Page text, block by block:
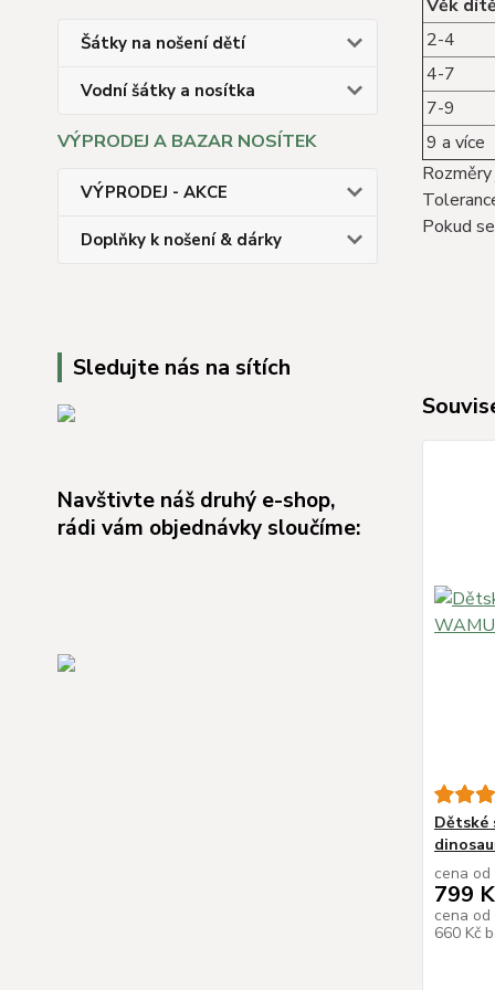
Šátky na nošení dětí
Vodní šátky a nosítka
VÝPRODEJ A BAZAR NOSÍTEK
VÝPRODEJ - AKCE
Doplňky k nošení & dárky
Sledujte nás na sítích
Navštivte náš druhý e-shop,
rádi vám objednávky sloučíme:
Věk
2-4
4-7
7-9
9 a více
Pokud
Dětské
cena od
799
cena od
660 Kč